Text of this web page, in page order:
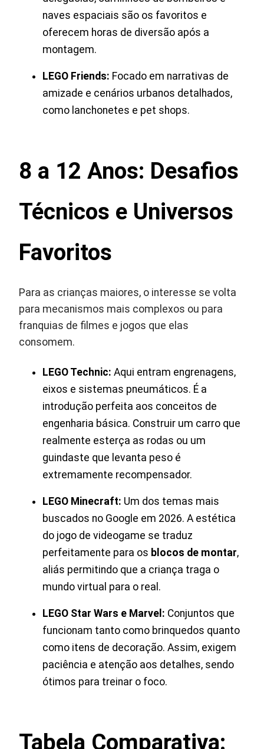
naves espaciais são os favoritos e
oferecem horas de diversão após a
montagem.
LEGO Friends: Focado em narrativas de
amizade e cenários urbanos detalhados,
como lanchonetes e pet shops.
8 a 12 Anos: Desafios
Técnicos e Universos
Favoritos
Para as crianças maiores, o interesse se volta
para mecanismos mais complexos ou para
franquias de filmes e jogos que elas
consomem.
LEGO Technic: Aqui entram engrenagens,
eixos e sistemas pneumáticos. É a
introdução perfeita aos conceitos de
engenharia básica. Construir um carro que
realmente esterça as rodas ou um
guindaste que levanta peso é
extremamente recompensador.
LEGO Minecraft: Um dos temas mais
buscados no Google em 2026. A estética
do jogo de videogame se traduz
perfeitamente para os blocos de montar,
aliás permitindo que a criança traga o
mundo virtual para o real.
LEGO Star Wars e Marvel: Conjuntos que
funcionam tanto como brinquedos quanto
como itens de decoração. Assim, exigem
paciência e atenção aos detalhes, sendo
ótimos para treinar o foco.
Tabela Comparativa: